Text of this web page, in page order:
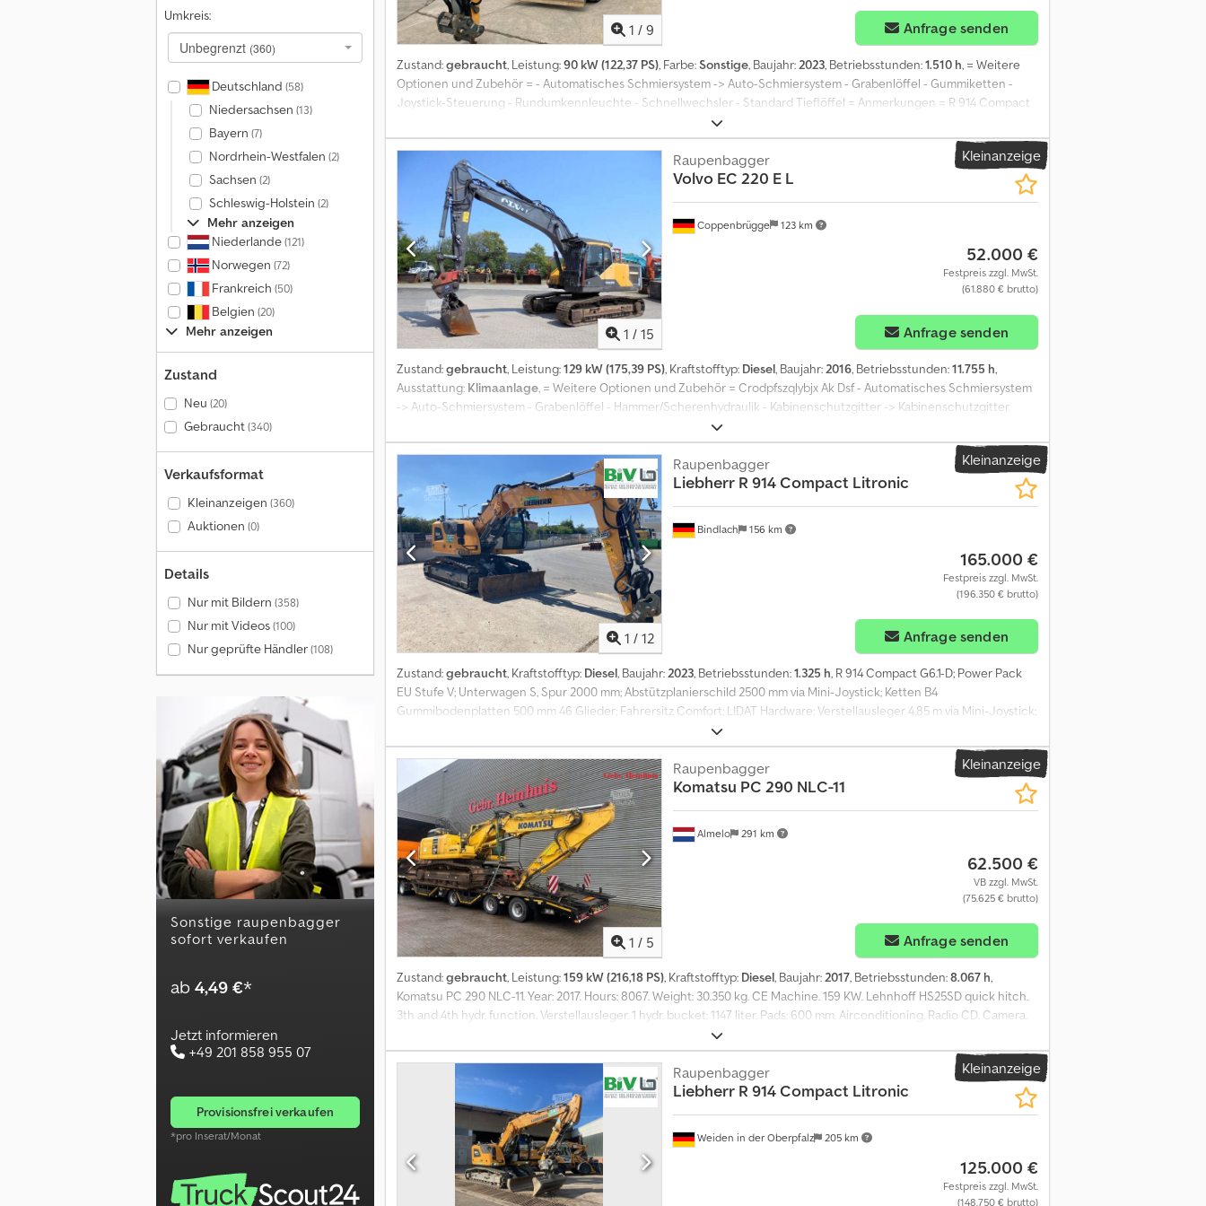
Umkreis:
Unbegrenzt (360)
Deutschland (58)
Niedersachsen (13)
Bayern (7)
Nordrhein-Westfalen (2)
Sachsen (2)
Schleswig-Holstein (2)
Mehr anzeigen
Niederlande(121)
Norwegen (72)
Frankreich (50)
Belgien (20)
Mehr anzeigen
Zustand
Neu (20)
Gebraucht(340)
Verkaufsformat
Kleinanzeigen (360)
Auktionen (0)
Details
Nur mit Bildern (358)
Nur mit Videos(100)
Nur geprüfte Händler(108)
sonstige raupenbagger
sofort verkaufen
ab4,49 €*
Jetzt informieren
+49 201 858 955 07
provisionsfrei verkaufen
*pro Inserat/Monat
1 / 9 Anfrage senden
Zustand:gebraucht, Leistung:90 kW (122,37 PS), Farbe:Sonstige, Baujahr:2023, Betriebsstunden:1.510 h, = Weitere
Optionen und Zubehör = - Automatisches Schmiersystem -> Auto-Schmiersystem - Grabenlöffel - Gummiketten -
Joystick-Steuerung - Rundumkennleuchte - Schnellwechsler - Standard Tieflöffel = Anmerkungen = R 914 Compact
G6.1-D; Power Pack EU Stufe V; Unterwagen S, Spur 2000 mm; Abstützplanierschild 2500 mm via Mini-Joystick;
Fahrersitz Comfort; LIDAT Hardware; Verstellausleger 4,85 m via Mini-Joystick; Rohrbruchsicherung Hubzylinder;
Rohrbruchsicherung Stielzylinder; Löffelstiel 2,45 m; Hydraulik für Hammer, Scheren und Greifer; Schnellwechsler
LIKUFIX 48; Pack Standard LED+ Elite; Pack Surround LED+; Inkl. 2x Tieflöffel und 1x Grabenräumlöffel. = Weitere
Informationen = Allgemeiner Zustand: durchschnittlich Technischer Zustand: durchschnittlich Optischer Zustand:
durchschnittlich Emissionsniveau: Stage V / Tier V Lieferbedingungen: EXW Letzte Inspektion: 2025-03-13
Produktionsland: FR Wenden Sie sich an Frank Beck oder Johanna Schmidt, um weitere Informationen zu erhalten.
Crjdpfoxn Sqnsx Ak Dof
Kleinanzeige
1 / 15
Coppenbrügge 123 km
Raupenbagger
Volvo EC 220 E L
52.000 €
Festpreis zzgl. MwSt.
(61.880 € brutto)
Anfrage senden
Zustand:gebraucht, Leistung:129 kW (175,39 PS), Kraftstofftyp: Diesel, Baujahr:2016, Betriebsstunden:11.755 h,
Ausstattung: Klimaanlage, = Weitere Optionen und Zubehör = Crodpfszqlybjx Ak Dsf - Automatisches Schmiersystem
-> Auto-Schmiersystem - Grabenlöffel - Hammer/Scherenhydraulik - Kabinenschutzgitter -> Kabinenschutzgitter
gegen Schäden/Steinschlag - Rundumkennleuchte - Schnellwechsler - Steel tracks = Anmerkungen = GOWORIM PO
RUSSKI - Yuriy mobil: Kabine mit Klimaanlage, Radio, FOPS-Schutzgitter, Rückfahrkamera. LC-Laufwerk mit 600 mm
Bodenplatten, Transportbreite 2.990 mm. Monobloc-Ausleger, Löffelstiel 2.900 mm, Zusatzhydraulik für Hammer und
Schere, hydr. Schnellwechsler Leh, hydr. schwenkbarer Grabenlöffel 2.000 mm. Elektrische Betankungspumpe,
Zentralschmierung, Arbeitsscheinwerfer, Rundumkennlicht. CE-konform. 6-Zyl. Volvo-Turbodiesel D6J, 129 kW - 175 PS.
Betriebsgewicht ca. 23.000 kg. = Weitere Informationen = Leergewicht: 23.000 kg Motormarke: D6J CE-
Kennzeichnung: ja Wenden Sie sich an Jan-Marc Schwickert, um weitere Informationen zu erhalten.
Kleinanzeige
1 / 12
Bindlach 156 km
Raupenbagger
Liebherr R 914 Compact Litronic
165.000 €
Festpreis zzgl. MwSt.
(196.350 € brutto)
Anfrage senden
Zustand:gebraucht, Kraftstofftyp: Diesel, Baujahr:2023, Betriebsstunden:1.325 h, R 914 Compact G6.1-D; Power Pack
EU Stufe V; Unterwagen S, Spur 2000 mm; Abstützplanierschild 2500 mm via Mini-Joystick; Ketten B4
Gummibodenplatten 500 mm 46 Glieder; Fahrersitz Comfort; LIDAT Hardware; Verstellausleger 4,85 m via Mini-Joystick;
Rohrbruchsicherung Hubzylinder; Rohrbruchsicherung Stielzylinder; Löffelstiel 2,45 m; Pack Standard LED+ Elite; Pack
Surround LED+; Hydraulik für Hammer, Scheren und Greifer; Schnellwechsler LIKUFIX 48; Inkl. 2x Tieflöffel und 1x
Grabenräumlöffel. Crjdpfx Akszq Dlij Dsf = Weitere Informationen = Seriennummer: 1511/58673 Lieferbedingungen:
EXW Produktionsland: FR Wenden Sie sich an Frank Beck, um weitere Informationen zu erhalten.
Kleinanzeige
1 / 5
Almelo 291 km
Raupenbagger
Komatsu PC 290 NLC-11
62.500 €
VB zzgl. MwSt.
(75.625 € brutto)
Anfrage senden
Zustand:gebraucht, Leistung:159 kW (216,18 PS), Kraftstofftyp: Diesel, Baujahr:2017, Betriebsstunden:8.067 h,
Komatsu PC 290 NLC-11. Year: 2017. Hours: 8067. Weight: 30.350 kg. CE Machine. 159 KW. Lehnhoff HS25SD quick hitch.
3th and 4th hydr. function. Verstellausleger. 1 hydr. bucket: 1147 liter. Pads: 600 mm. Airconditioning. Radio CD. Camera.
UC: 80%. Credozrwlrepfx Ak Dof Sprockets: 80%. German machine! ID NR: 371. The General Terms and Conditions of
Heinhuis are applicable to all adverts, offers and quotations by Heinhuis, all agreements entered into by Heinhuis and
the negotiations preceding them. By any form of response you accept the applicability of the General Terms and
Conditions of Heinhuis and you declare that you have taken note of these General Terms and Conditions. Our prices
are export netto prices. = Weitere Informationen = Baujahr: 2017 Leergewicht: 30.350 kg = Firmeninformationen = Für
mehr Informationen:
Kleinanzeige
Weiden in der Oberpfalz 205 km
Raupenbagger
Liebherr R 914 Compact Litronic
125.000 €
Festpreis zzgl. MwSt.
(148.750 € brutto)